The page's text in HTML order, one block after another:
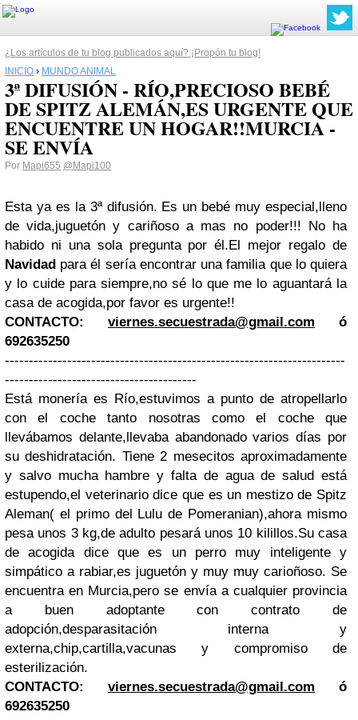
¿Los artículos de tu blog publicados aquí? ¡Propón tu blog!
INICIO › MUNDO ANIMAL
3ª DIFUSIÓN - RÍO,PRECIOSO BEBÉ
DE SPITZ ALEMÁN,ES URGENTE QUE
ENCUENTRE UN HOGAR!!MURCIA -
Por Mapi655 @Mapi100
Esta ya es la 3ª difusión. Es un bebé muy especial,lleno
de vida,juguetón y cariñoso a mas no poder!!! No ha
habido ni una sola pregunta por él.El mejor regalo de
Navidad para él sería encontrar una familia que lo quiera
y lo cuide para siempre,no sé lo que me lo aguantará la
casa de acogida,por favor es urgente!!
CONTACTO: viernes.secuestrada@gmail.com ó
692635250
-----------------------------------------------------------------------
----------------------------------------
Está monería es Río,estuvimos a punto de atropellarlo
con el coche tanto nosotras como el coche que
llevábamos delante,llevaba abandonado varios días por
su deshidratación. Tiene 2 mesecitos aproximadamente
y salvo mucha hambre y falta de agua de salud está
estupendo,el veterinario dice que es un mestizo de Spitz
Aleman( el primo del Lulu de Pomeranian),ahora mismo
pesa unos 3 kg,de adulto pesará unos 10 kilillos.Su casa
de acogida dice que es un perro muy inteligente y
simpático a rabiar,es juguetón y muy muy carioñoso. Se
encuentra en Murcia,pero se envía a cualquier provincia
a buen adoptante con contrato de
adopción,desparasitación interna y
externa,chip,cartilla,vacunas y compromiso de
esterilización.
CONTACTO: viernes.secuestrada@gmail.com ó
692635250